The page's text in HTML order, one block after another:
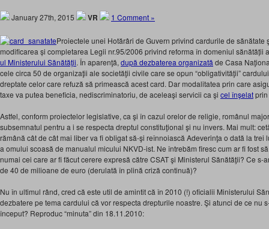
January 27th, 2015 VR 1 Comment »
Proiectele unei Hotărâri de Guvern privind cardurile de sănătate
modificarea și completarea Legii nr.95/2006 privind reforma în domeniul sănătății
ul Ministerului Sănătăţii. În aparenţă, după dezbaterea organizată de Casa
cele circa 50 de organizaţii ale societăţii civile care se opun “obligativităţii”
dreptate celor care refuză să primească acest card. Dar modalitatea prin care
taxe va putea beneficia, nediscriminatoriu, de aceleaşi servicii ca şi cel înşelat
Astfel, conform proiectelor legislative, ca şi în cazul orelor de religie, românul
subsemnatul pentru a i se respecta dreptul constituţional şi nu invers. Mai mult:
rămână cât de cât mai liber va fi obligat să-şi reînnoiască Adeverinţa o dată la trei
a omului scoasă de manualul micului NKVD-ist. Ne întrebăm firesc cum ar fi fost
numai cei care ar fi făcut cerere expresă către CSAT şi Ministerul Sănătăţii? Ce s-
de 40 de milioane de euro (derulată în plină criză continuă)?
Nu în ultimul rând, cred că este util de amintit că în 2010 (!) oficialii Ministerului
dezbatere pe tema cardului că vor respecta drepturile noastre. Şi atunci de ce nu
început? Reproduc “minuta” din 18.11.2010: